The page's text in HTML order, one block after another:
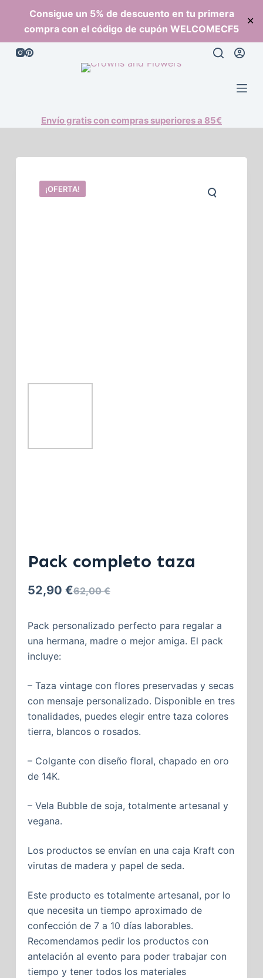
Consigue un 5% de descuento en tu primera
compra con el código de cupón WELCOMECF5
✕
l
Envío gratis con compras superiores a 85€
¡OFERTA!
Pack completo taza
62,00€
52,90 €
Pack personalizado perfecto para regalar a
una hermana, madre o mejor amiga. El pack
incluye:
– Taza vintage con flores preservadas y secas
con mensaje personalizado. Disponible en tres
tonalidades, puedes elegir entre taza colores
tierra, blancos o rosados.
– Colgante con diseño floral, chapado en oro
de 14K.
– Vela Bubble de soja, totalmente artesanal y
vegana.
Los productos se envían en una caja Kraft con
virutas de madera y papel de seda.
Este producto es totalmente artesanal, por lo
que necesita un tiempo aproximado de
confección de 7 a 10 días laborables.
Recomendamos pedir los productos con
antelación al evento para poder trabajar con
tiempo y tener todos los materiales